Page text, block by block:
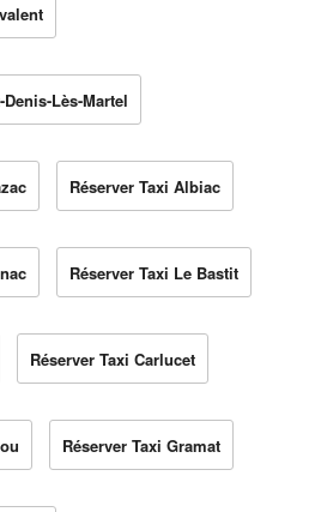
Lès-Martel
Réserver Taxi Albiac
Réserver Taxi Le Bastit
Réserver Taxi Carlucet
Réserver Taxi Gramat